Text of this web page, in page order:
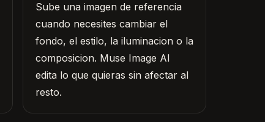
Sube una imagen de referencia
cuando necesites cambiar el
fondo, el estilo, la iluminacion o la
composicion. Muse Image AI
edita lo que quieras sin afectar al
resto.